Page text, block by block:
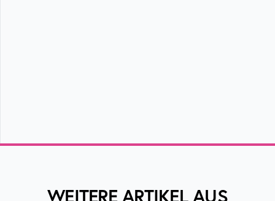
WEITERE ARTIKEL AUS